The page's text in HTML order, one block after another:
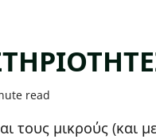
read
τους μικρούς (και